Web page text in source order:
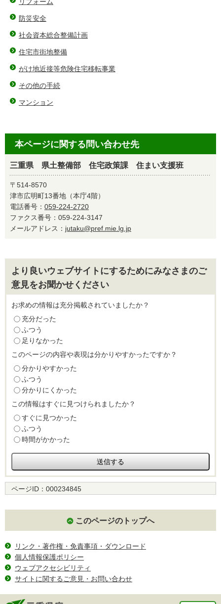
防災安全
社会資本総合整備計画
住宅市街地整備
がけ地近接等危険住宅移転事業
その他の手続
マンション
本ページに関する問い合わせ先
三重県 県土整備部 住宅政策課 住まい支援班
〒514-8570
津市広明町13番地（本庁4階）
電話番号： 059-224-2720
ファクス番号：059-224-3147
メールアドレス： jutaku@pref.mie.lg.jp
より良いウェブサイトにするためにみなさまのご
意見をお聞かせください
お求めの情報は充分掲載されていましたか？
充分だった
ふつう
足りなかった
このページの内容や表現は分かりやすかったですか？
分かりやすかった
ふつう
分かりにくかった
この情報はすぐに見つけられましたか？
すぐに見つかった
ふつう
時間がかかった
ページID： 000234845
このページのトップへ
リンク・著作権・免責事項・ダウンロード
個人情報保護ポリシー
ウェブアクセシビリティ
サイトに関するご意見・お問い合わせ